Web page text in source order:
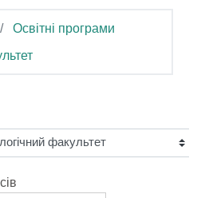
Освітні програми